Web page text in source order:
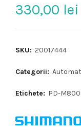
330,00 lei
SKU: 20017444
Categorii:
Etichete: PD-